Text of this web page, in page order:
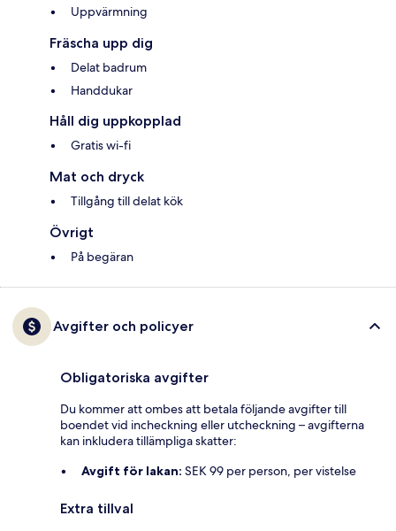
Uppvärmning
Fräscha upp dig
Delat badrum
Handdukar
Håll dig uppkopplad
Gratis wi-fi
Mat och dryck
Tillgång till delat kök
Övrigt
På begäran
Avgifter och policyer
Obligatoriska avgifter
Du kommer att ombes att betala följande avgifter till
boendet vid incheckning eller utcheckning – avgifterna
kan inkludera tillämpliga skatter:
Avgift för lakan: SEK 99 per person, per vistelse
Extra tillval